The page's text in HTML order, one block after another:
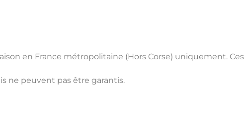
en France métropolitaine (Hors Corse) uniquement.
ne peuvent pas être garantis.